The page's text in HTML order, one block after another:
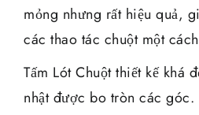
mỏng nhưng rất hiệu quả,
các thao tác chuột một
Tấm Lót Chuột thiết kế khá
nhật được bo tròn các góc.